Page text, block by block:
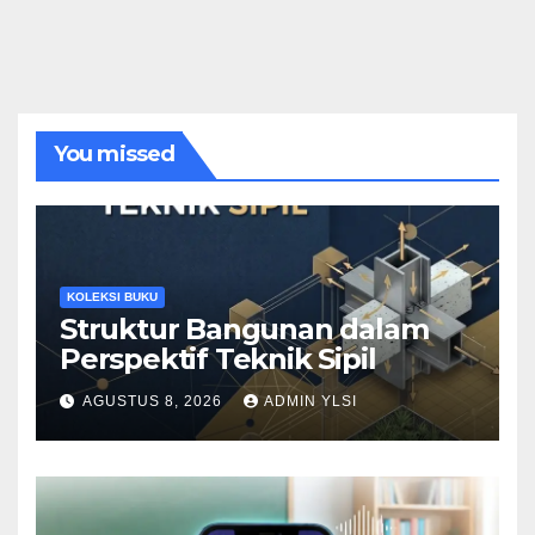
You missed
KOLEKSI BUKU
Struktur Bangunan dalam
Perspektif Teknik Sipil
AGUSTUS 8, 2026 ADMIN YLSI